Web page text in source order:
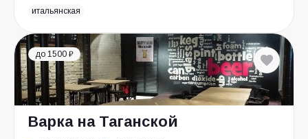
итальянская
до 1500 ₽
Варка на Таганской